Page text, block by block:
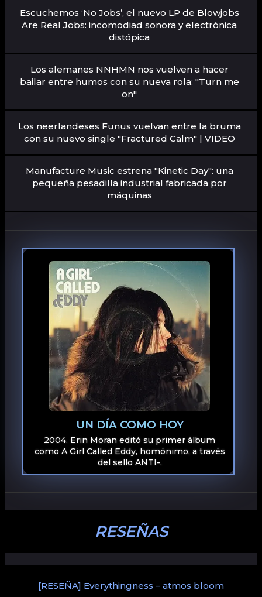
Escuchemos ‘No Jobs’, el nuevo LP de Blowjobs
Are Real Jobs: incomodiad sonora y electrónica
distópica
Los alemanes NNHMN nos vuelven a hacer
bailar entre humos con su nueva rola: "Turn me
on"
Los neerlandeses Funus vuelvan entre la bruma
con su nuevo single "Fractured Calm" | VIDEO
Manufacture Music estrena "Kinetic Day": una
pequeña pesadilla industrial fabricada por
máquinas
UN DÍA COMO HOY
2004. Erin Moran editó su primer álbum
como A Girl Called Eddy, homónimo, a través
del sello ANTI-.
RESEÑAS
[RESEÑA] Everythingness – atmos bloom